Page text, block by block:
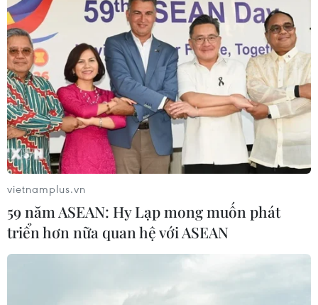
Kỷ luật hai cán bộ liên quan đến sai phạm
tại Vườn Quốc gia Mũi Cà Mau
31/10/2019 10:59
Chủ tịch UBND Cà Mau đã ký quyết định kỷ luật cách
chức Phó trưởng Ban chuyên trách Ban Quản lý Khu dự
trữ sinh quyển Mũi Cà Mau đối với ông Phan Quốc Khải
(nguyên Giám đốc Vườn Quốc gia Mũi Cà Mau).
vietnamplus.vn
59 năm ASEAN: Hy Lạp mong muốn phát
triển hơn nữa quan hệ với ASEAN